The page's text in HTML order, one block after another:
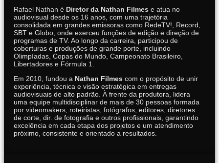
Rafael Nathan é Diretor da Nathan Filmes e atua no
audiovisual desde os 16 anos, com uma trajetória
consolidada em grandes emissoras como RedeTV!, Record,
SBT e Globo, onde exerceu funções de edição e direção de
programas de TV. Ao longo da carreira, participou de
coberturas e produções de grande porte, incluindo
Olimpíadas, Copas do Mundo, Campeonato Brasileiro,
Libertadores e Fórmula 1.
Em 2010, fundou a Nathan Filmes com o propósito de unir
experiência, técnica e visão estratégica em entregas
audiovisuais de alto padrão. À frente da produtora, lidera
uma equipe multidisciplinar de mais de 30 pessoas formada
por videomakers, roteiristas, fotógrafos, editores, diretores
de corte, dir. de fotografia e outros profissionais, garantindo
excelência em cada etapa dos projetos e um atendimento
próximo, consistente e orientado a resultados.